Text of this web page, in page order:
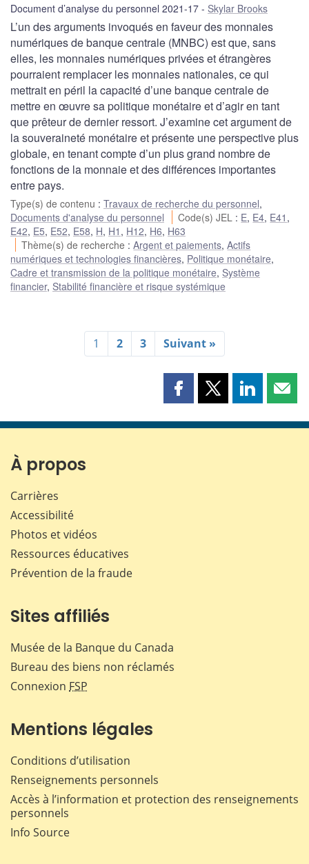
Document d’analyse du personnel 2021-17 Skylar Brooks
L’un des arguments invoqués en faveur des monnaies
numériques de banque centrale (MNBC) est que, sans
elles, les monnaies numériques privées et étrangères
pourraient remplacer les monnaies nationales, ce qui
mettrait en péril la capacité d’une banque centrale de
mettre en œuvre sa politique monétaire et d’agir en tant
que prêteur de dernier ressort. J’examine cet argument de
la souveraineté monétaire et présente une perspective plus
globale, en tenant compte d’un plus grand nombre de
fonctions de la monnaie et des différences importantes
entre pays.
Type(s) de contenu : Travaux de recherche du personnel,
Documents d'analyse du personnel
Code(s) JEL : E, E4, E41 ,
E42, E5, E52, E58, H, H1 , H12, H6, H63
Thème(s) de recherche :Argent et paiements,Actifs
numériques et technologies financières, Politique monétaire,
Cadre et transmission de la politique monétaire, Système
financier, Stabilité financière et risque systémique
1 2 3 Suivant »
Partager
page
Partager
page
Partager
page page
À propos
Carrières
Accessibilité
Photos et vidéos
Ressources éducatives
Prévention de la fraude
Sites affiliés
Musée de la Banque du Canada
Bureau des biens non réclamés
Connexion FSP
Mentions légales
Conditions d’utilisation
Renseignements personnels
Accès à l’information et protection des renseignements
personnels
Info Source